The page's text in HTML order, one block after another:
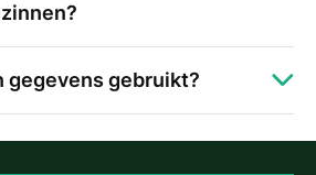
gegevens gebruikt?